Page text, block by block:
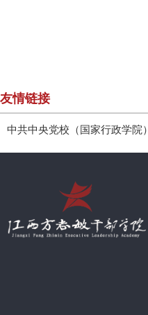
友情链接
中共中央党校（国家行政学院）